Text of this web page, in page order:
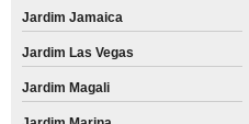
Jardim Jamaica
Jardim Las Vegas
Jardim Magali